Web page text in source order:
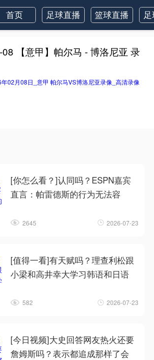
首页 足球直播 篮球直播
【意甲】帕尔马 - 博洛尼亚 录
02月08日_意甲 帕尔马VS博洛尼亚录像_高清录像
[你怎么看？]认同吗？ESPN嘉宾
直言：帕雷德斯的行为无法容
2645 2026-07-23
[值得一看]有天赋吗？理查利松跟
小梁和高井幸大学习韩语和日语
582 2026-07-23
[今日视频]大史回答网友热火还要
詹姆斯吗？表示都追成那样了会